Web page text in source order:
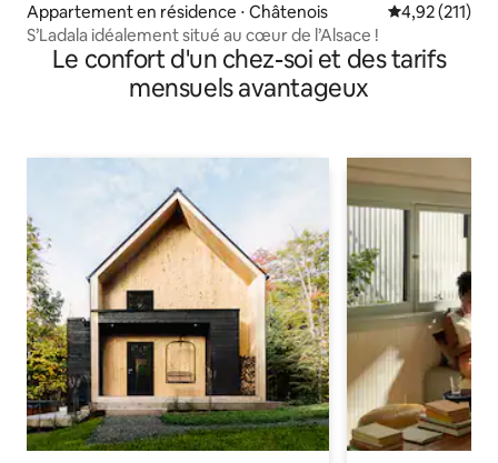
Appartement en résidence ⋅ Châtenois Évaluation
4,92 (211)
S’Ladala idéalement situé au cœur de l’Alsace !
Le confort d'un chez-soi et des tarifs
mensuels avantageux